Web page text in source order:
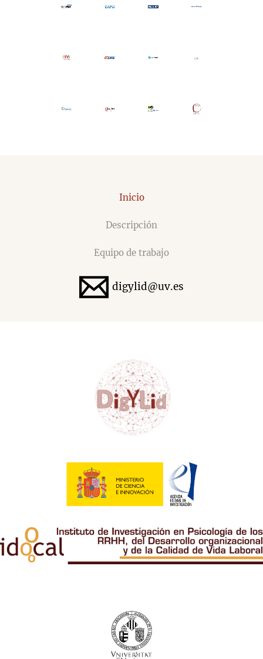
Inicio
Descripción
Equipo de trabajo
digylid@uv.es